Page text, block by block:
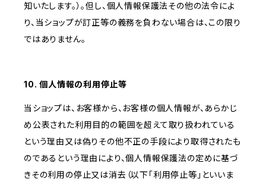
知いたします。）。但し、個人情報保護法その他の法令によ
り、当ショップが訂正等の義務を負わない場合は、この限り
ではありません。
10. 個人情報の利用停止等
当ショップは、お客様から、お客様の個人情報が、あらかじ
め公表された利用目的の範囲を超えて取り扱われている
という理由又は偽りその他不正の手段により取得されたも
のであるという理由により、個人情報保護法の定めに基づ
きその利用の停止又は消去（以下「利用停止等」といいま